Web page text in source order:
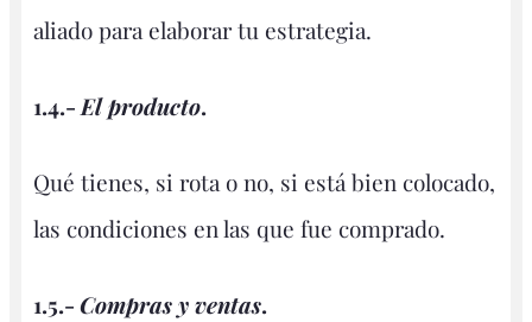
aliado para elaborar tu estrategia.
1.4.- El producto.
Qué tienes, si rota o no, si está bien colocado,
las condiciones en las que fue comprado.
1.5.-Compras y ventas.